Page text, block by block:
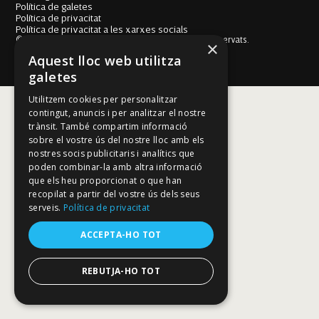
Política de galetes
Política de privacitat
Política de privacitat a les xarxes socials
© Fundació Mallorca Literària 2026. Tots els drets reservats.
Disseny i desenvolupament web BESTALDE STUDIO
×
Aquest lloc web utilitza
galetes
Utilitzem cookies per personalitzar
contingut, anuncis i per analitzar el nostre
trànsit. També compartim informació
sobre el vostre ús del nostre lloc amb els
nostres socis publicitaris i analítics que
poden combinar-la amb altra informació
que els heu proporcionat o que han
recopilat a partir del vostre ús dels seus
serveis. Política de privacitat
ACCEPTA-HO TOT
REBUTJA-HO TOT